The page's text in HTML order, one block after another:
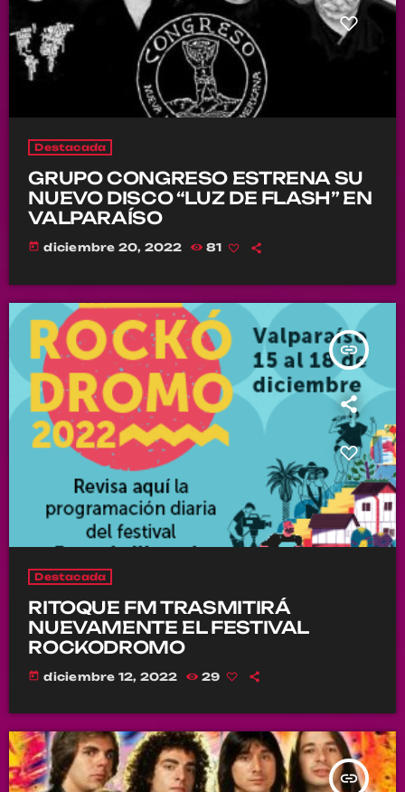
Destacada
GRUPO CONGRESO ESTRENA SU
NUEVO DISCO “LUZ DE FLASH” EN
VALPARAÍSO
today diciembre 20, 2022 81
insert_link
Destacada
RITOQUE FM TRASMITIRÁ
NUEVAMENTE EL FESTIVAL
ROCKODROMO
today diciembre 12, 2022 29
insert_link